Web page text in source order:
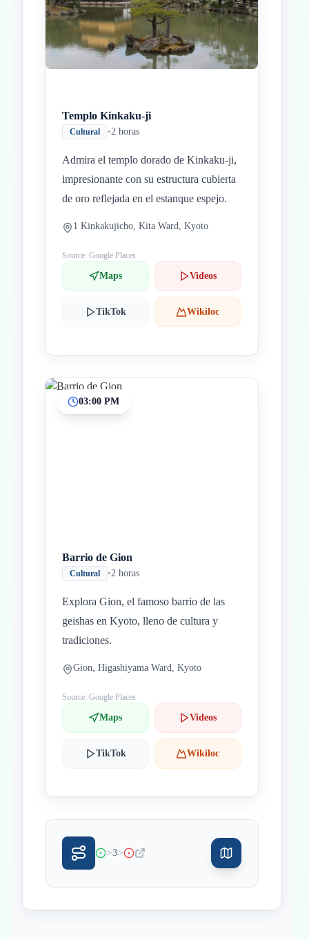
Templo Kinkaku-ji
Cultural •2 horas
Admira el templo dorado de Kinkaku-ji,
impresionante con su estructura cubierta
de oro reflejada en el estanque espejo.
1 Kinkakujicho, Kita Ward, Kyoto
Source: Google Places
Maps Videos
TikTok Wikiloc
03:00 PM
Barrio de Gion
Cultural •2 horas
Explora Gion, el famoso barrio de las
geishas en Kyoto, lleno de cultura y
tradiciones.
Gion, Higashiyama Ward, Kyoto
Source: Google Places
Maps Videos
TikTok Wikiloc
>3>